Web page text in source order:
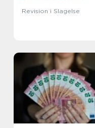
Revision i Slagelse